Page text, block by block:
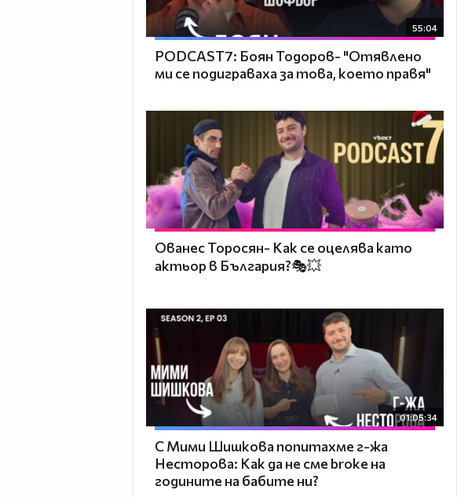
55:04
PODCAST7: ‪Боян Тодоров- "Отявлено
ми се подиграваха за това, което правя"
Ованес Торосян- Как се оцелява като
актьор в България?🎭💥
01:05:34
С Мими Шишкова попитахме г-жа
Несторова: Как да не сме broke на
годините на бабите ни?